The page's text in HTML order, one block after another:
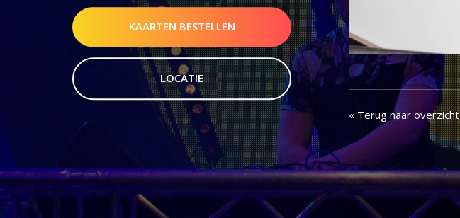
KAARTEN BESTELLEN
LOCATIE
« Terug naar overzicht